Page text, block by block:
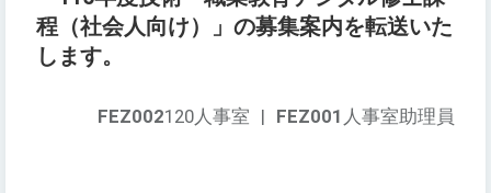
程（社会人向け）」の募集案内を転送いた
します。
FEZ001 人事室助理員
FEZ002120人事室 |